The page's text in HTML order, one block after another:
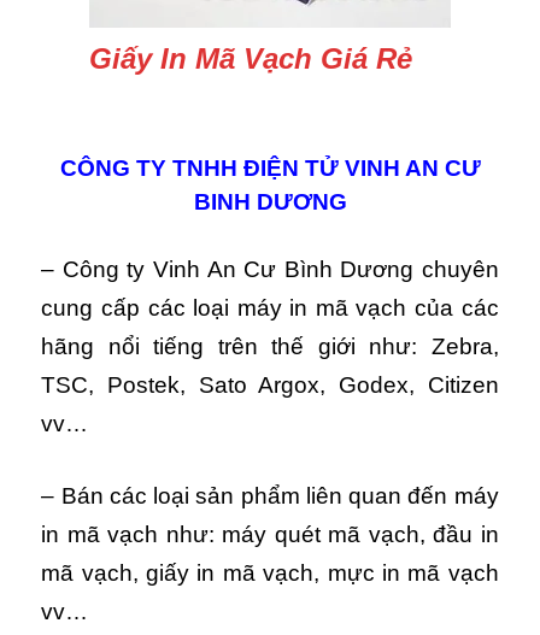
Giấy In Mã Vạch Giá Rẻ
CÔNG TY TNHH ĐIỆN TỬ VINH AN CƯ
BINH DƯƠNG
– Công ty Vinh An Cư Bình Dương chuyên
cung cấp các loại máy in mã vạch của các
hãng nổi tiếng trên thế giới như: Zebra,
TSC, Postek, Sato Argox, Godex, Citizen
vv…
– Bán các loại sản phẩm liên quan đến máy
in mã vạch như: máy quét mã vạch, đầu in
mã vạch, giấy in mã vạch, mực in mã vạch
vv…